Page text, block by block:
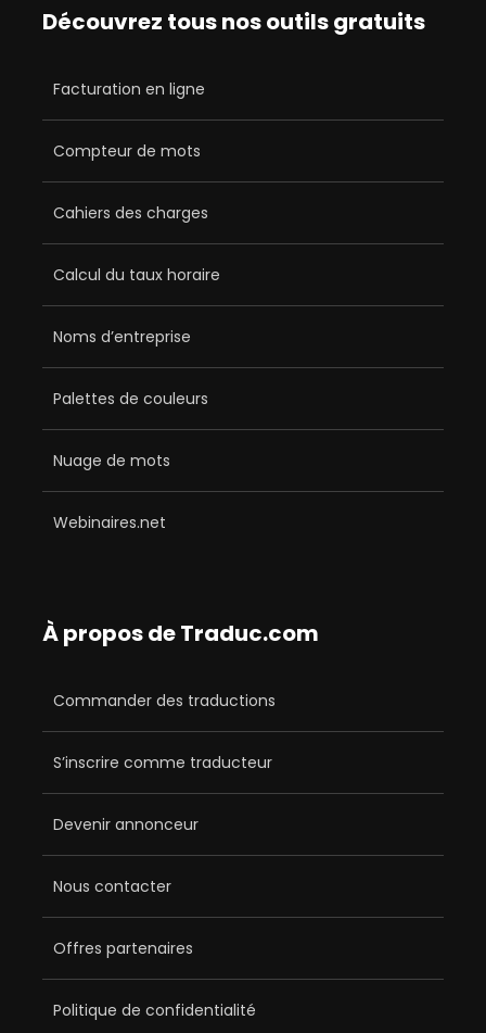
Découvrez tous nos outils gratuits
Facturation en ligne
Compteur de mots
Cahiers des charges
Calcul du taux horaire
Noms d’entreprise
Palettes de couleurs
Nuage de mots
Webinaires.net
À propos de Traduc.com
Commander des traductions
S’inscrire comme traducteur
Devenir annonceur
Nous contacter
Offres partenaires
Politique de confidentialité